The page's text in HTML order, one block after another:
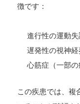
徴です：
進行性の運動失
遅発性の視神
心筋症（一部の
この疾患では、複